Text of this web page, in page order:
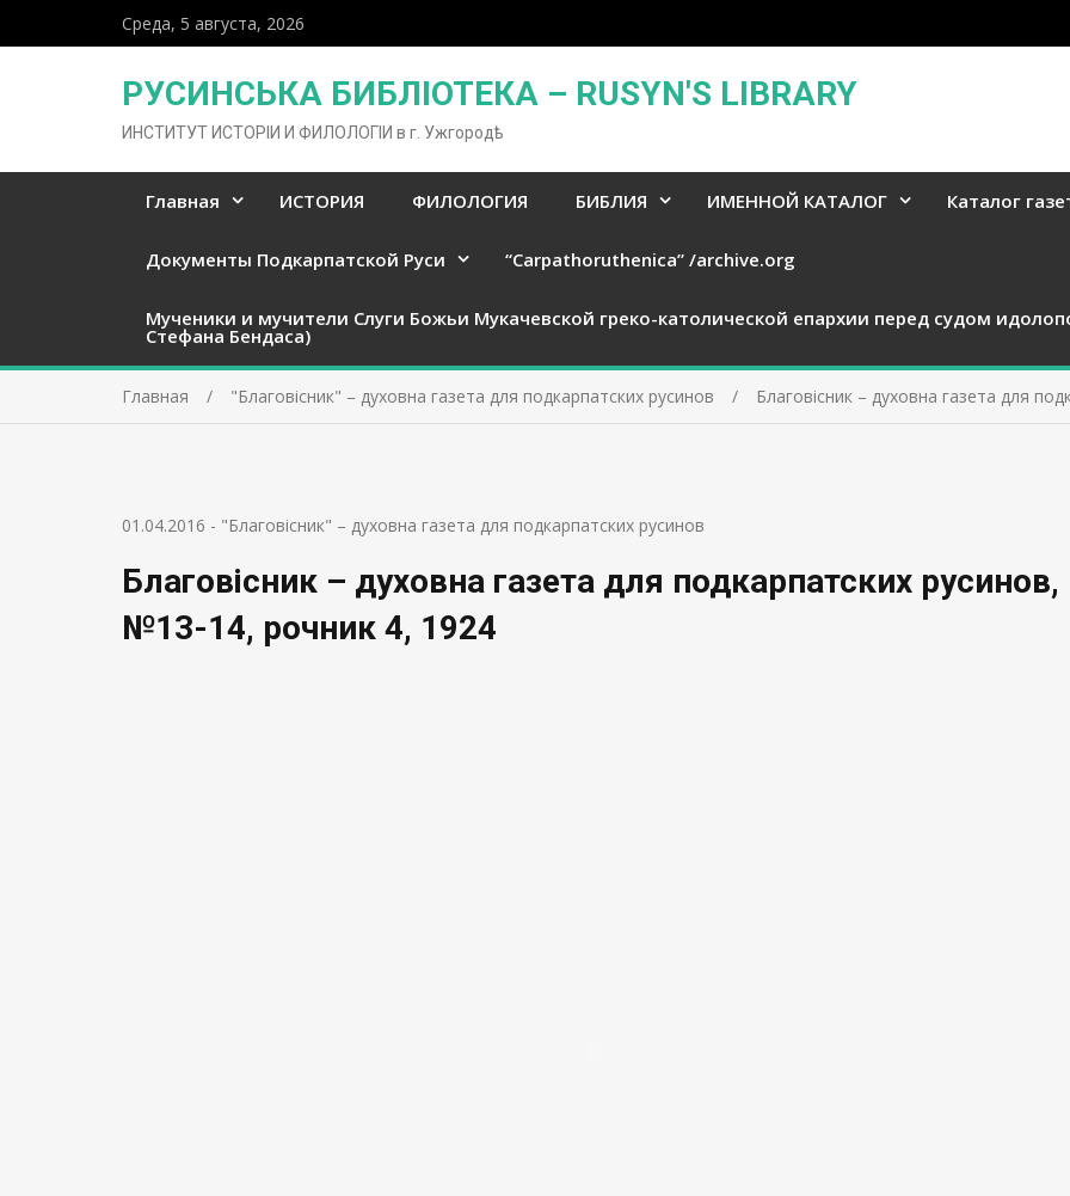
Среда, 5 августа, 2026
РУСИНСЬКА БИБЛІОТЕКА – RUSYN'S LIBRARY
ИНСТИТУТ ИСТОРІИ И ФИЛОЛОГІИ в г. Ужгородѣ
Главная ИСТОРИЯ ФИЛОЛОГИЯ БИБЛИЯ ИМЕННОЙ КАТАЛОГ Каталог
Документы Подкарпатской Руси “Carpathoruthenica” /archive.org
Мученики и мучители Слуги Божьи Мукачевской греко-католической епархии перед судом
Стефана Бендаса)
Главная "Благовісник" – духовна газета для подкарпатских русинов Благовісник – духовна газета для
01.04.2016 - "Благовісник" – духовна газета для подкарпатских русинов
Благовісник – духовна газета для подкарпатских русинов,
№13-14, рочник 4, 1924